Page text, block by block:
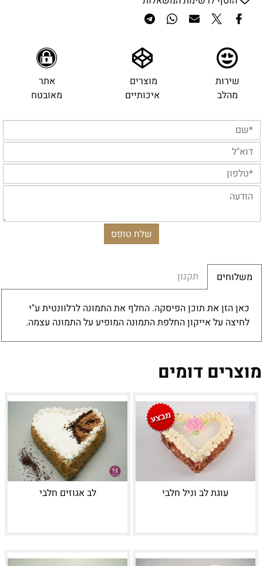
שירות
מהלב
מוצרים
איכותיים
אתר
מאובטח
משלוחים תקנון
כאן הזן את תוכן הפיסקה. החלף את התמונה לרלוונטית ע"י
לחיצה על אייקון החלפת התמונה המופיע על התמונה עצמה.
מוצרים דומים
עוגת לב וניל חלבי לב אגוזים חלבי